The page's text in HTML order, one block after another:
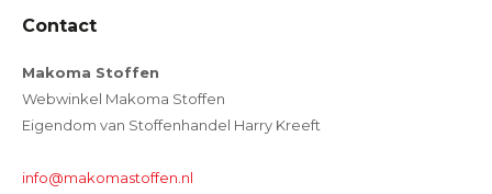
Contact
Makoma Stoffen
Webwinkel Makoma Stoffen
Eigendom van Stoffenhandel Harry Kreeft
info@makomastoffen.nl